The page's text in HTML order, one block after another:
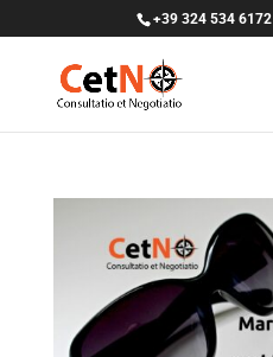
+39 324 534 6172